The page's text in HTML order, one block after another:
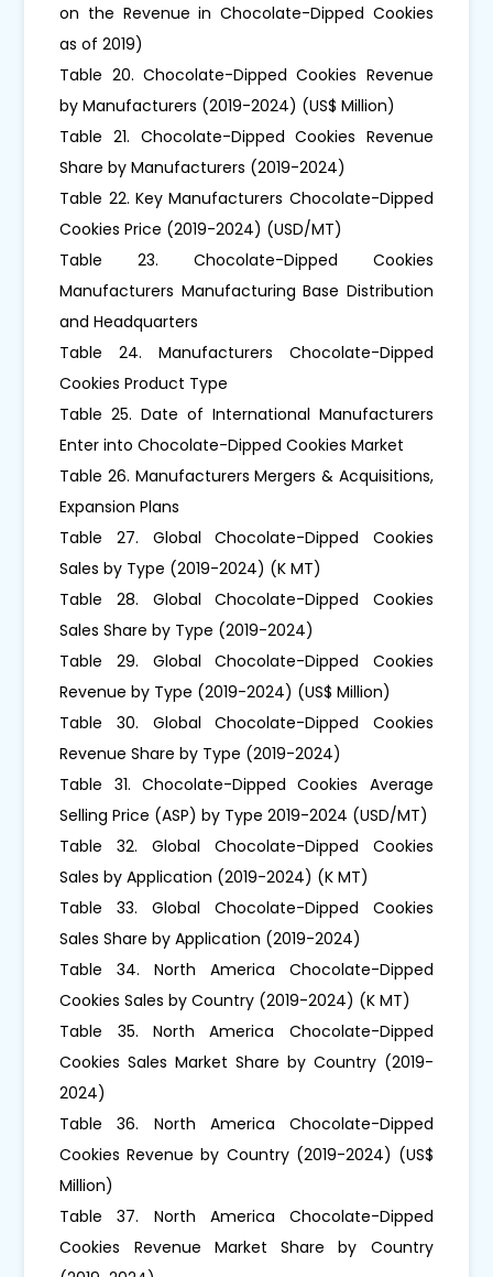
on the Revenue in Chocolate-Dipped Cookies
as of 2019)
Table 20. Chocolate-Dipped Cookies Revenue
by Manufacturers (2019-2024) (US$ Million)
Table 21. Chocolate-Dipped Cookies Revenue
Share by Manufacturers (2019-2024)
Table 22. Key Manufacturers Chocolate-Dipped
Cookies Price (2019-2024) (USD/MT)
Table 23. Chocolate-Dipped Cookies
Manufacturers Manufacturing Base Distribution
and Headquarters
Table 24. Manufacturers Chocolate-Dipped
Cookies Product Type
Table 25. Date of International Manufacturers
Enter into Chocolate-Dipped Cookies Market
Table 26. Manufacturers Mergers & Acquisitions,
Expansion Plans
Table 27. Global Chocolate-Dipped Cookies
Sales by Type (2019-2024) (K MT)
Table 28. Global Chocolate-Dipped Cookies
Sales Share by Type (2019-2024)
Table 29. Global Chocolate-Dipped Cookies
Revenue by Type (2019-2024) (US$ Million)
Table 30. Global Chocolate-Dipped Cookies
Revenue Share by Type (2019-2024)
Table 31. Chocolate-Dipped Cookies Average
Selling Price (ASP) by Type 2019-2024 (USD/MT)
Table 32. Global Chocolate-Dipped Cookies
Sales by Application (2019-2024) (K MT)
Table 33. Global Chocolate-Dipped Cookies
Sales Share by Application (2019-2024)
Table 34. North America Chocolate-Dipped
Cookies Sales by Country (2019-2024) (K MT)
Table 35. North America Chocolate-Dipped
Cookies Sales Market Share by Country (2019-
2024)
Table 36. North America Chocolate-Dipped
Cookies Revenue by Country (2019-2024) (US$
Million)
Table 37. North America Chocolate-Dipped
Cookies Revenue Market Share by Country